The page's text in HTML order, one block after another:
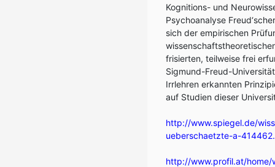
Kognitions- und
Psychoanalyse
sich der empirischen
frisierten, teilweise frei
Sigmund-Freud-
Irrlehren erkannten
auf Studien dieser
http://www.spiegel.de/
ueberschaetzte-a-
http://www.profil.at/